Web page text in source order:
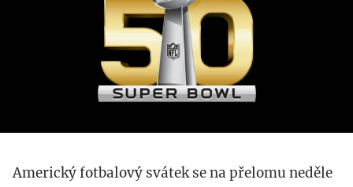
Americký fotbalový svátek se na přelomu neděle